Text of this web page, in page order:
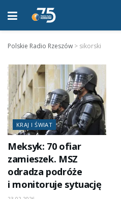
Polskie Radio Rzeszów > sikorski
KRAJ I ŚWIAT
Meksyk: 70 ofiar
zamieszek. MSZ
odradza podróże
i monitoruje sytuację